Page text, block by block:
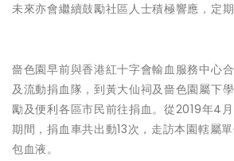
未來亦會繼續鼓勵社區人士積極響應，定期
嗇色園早前與香港紅十字會輸血服務中心
及流動捐血隊，到黃大仙祠及嗇色園屬下
勵及便利各區市民前往捐血。從2019年4月
期間，捐血車共出動13次，走訪本園轄屬
包血液。